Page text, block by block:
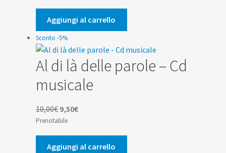
originale
era:
11,00€.
attuale
è:
10,45€.
Aggiungi al carrello
Sconto -5%
Al di là delle parole – Cd
musicale
10,00€ Il
prezzo
originale
era:
9,50€Il
attuale
è:
Prenotabile
Aggiungi al carrello